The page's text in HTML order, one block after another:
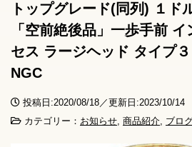
トップグレード(同列) １ド
「空前絶後品」一歩手前
セス ラージヘッド タイプ
NGC
投稿日:2020/08/18／更新日:2023/10/14
カテゴリー： お知らせ, 商品紹介, ブロ